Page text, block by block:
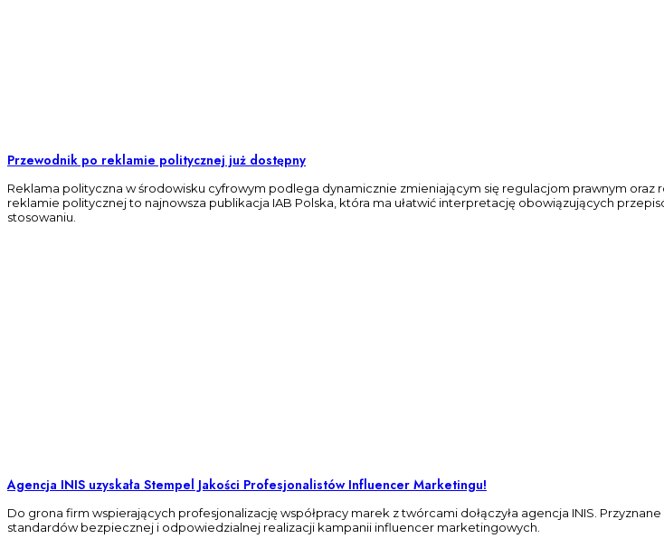
Przewodnik po reklamie politycznej już dostępny
Reklama polityczna w środowisku cyfrowym podlega dynamicznie zmieniającym się regulacjom prawnym
reklamie politycznej to najnowsza publikacja IAB Polska, która ma ułatwić interpretację obowiązujących
stosowaniu.
Agencja INIS uzyskała Stempel Jakości Profesjonalistów Influencer Marketingu!
Do grona firm wspierających profesjonalizację współpracy marek z twórcami dołączyła agencja INIS.
standardów bezpiecznej i odpowiedzialnej realizacji kampanii influencer marketingowych.